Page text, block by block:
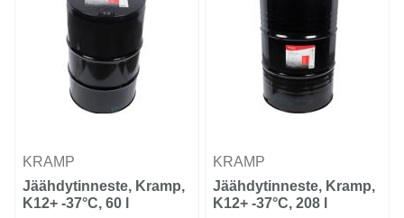
KRAMP
Jäähdytinneste, Kramp,
K12+ -37°C, 60 l
KRAMP
Jäähdytinneste, Kramp,
K12+ -37°C, 208 l